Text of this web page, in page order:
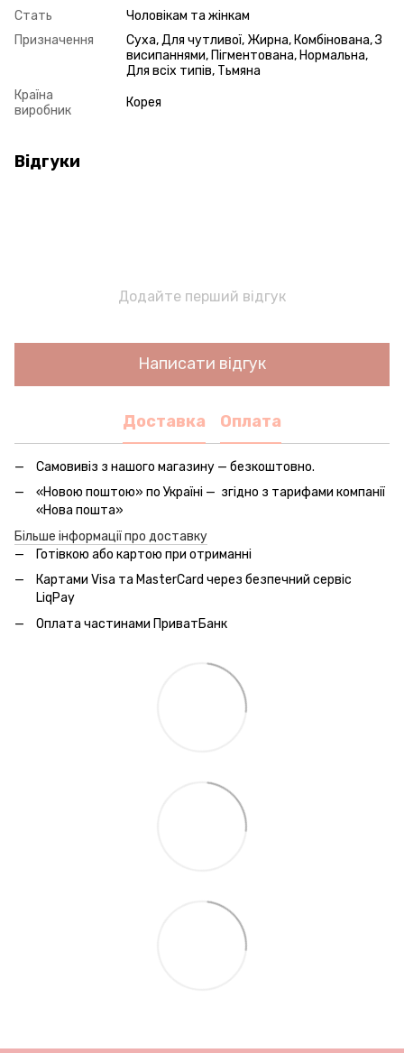
Стать
Чоловікам та жінкам
Призначення
Суха, Для чутливої, Жирна, Комбінована, З
висипаннями, Пігментована, Нормальна,
Для всіх типів, Тьмяна
Країна
виробник
Корея
Відгуки
Додайте перший відгук
Написати відгук
Доставка Оплата
Самовивіз з нашого магазину — безкоштовно.
«Новою поштою» по Україні — згідно з тарифами компанії
«Нова пошта»
Більше інформації про доставку
Готівкою або картою при отриманні
Картами Visa та MasterCard через безпечний сервic
LiqPay
Оплата частинами ПриватБанк